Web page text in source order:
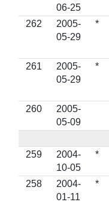
06-25
262
2005-
05-29
*
261
2005-
05-29
*
260
2005-
05-09
259
2004-
10-05
*
258
2004-
01-11
*